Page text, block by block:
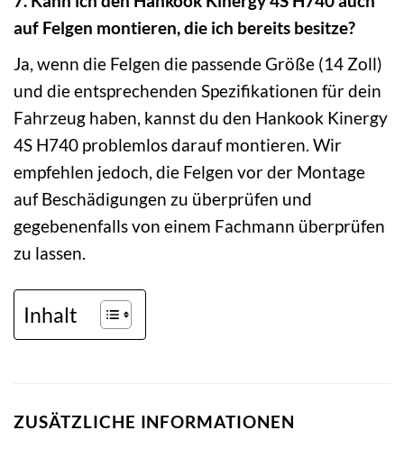
auf Felgen montieren, die ich bereits besitze?
Ja, wenn die Felgen die passende Größe (14 Zoll)
und die entsprechenden Spezifikationen für dein
Fahrzeug haben, kannst du den Hankook Kinergy
4S H740 problemlos darauf montieren. Wir
empfehlen jedoch, die Felgen vor der Montage
auf Beschädigungen zu überprüfen und
gegebenenfalls von einem Fachmann überprüfen
zu lassen.
Inhalt
ZUSÄTZLICHE INFORMATIONEN